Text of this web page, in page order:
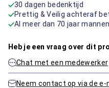
30 dagen bedenktijd
Prettig & Veilig achteraf
Al meer dan 70 jaar
Heb je een vraag over dit
Chat met een medewerker
Neem contact op via de e-